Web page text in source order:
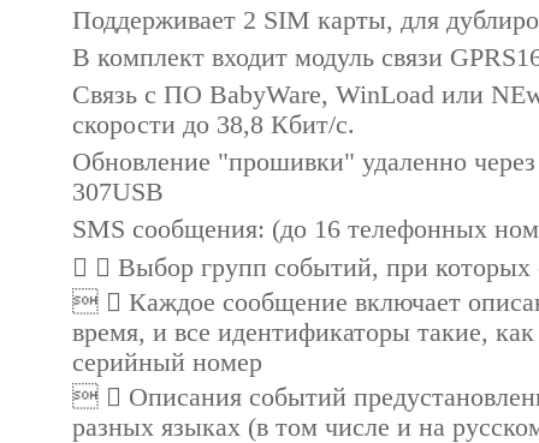
Поддерживает 2 SIM карты, для
В комплект входит модуль связи
Связь с ПО BabyWare, WinLoad или
скорости до 38,8 Кбит/с.
Обновление "прошивки" удаленно
307USB
SMS сообщения: (до 16 телефонных
  Выбор групп событий, при которых
  Каждое сообщение включает
время, и все идентификаторы такие,
серийный номер
  Описания событий
разных языках (в том числе и на